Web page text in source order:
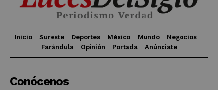
Inicio Sureste Deportes México Mundo
Negocios
Farándula
Opinión Portada Anúnciate
Conócenos